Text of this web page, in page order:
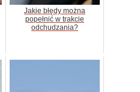
Jakie błędy można
popełnić w trakcie
odchudzania?